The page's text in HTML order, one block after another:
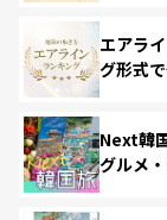
エアラ
グ形式
Next韓
グルメ